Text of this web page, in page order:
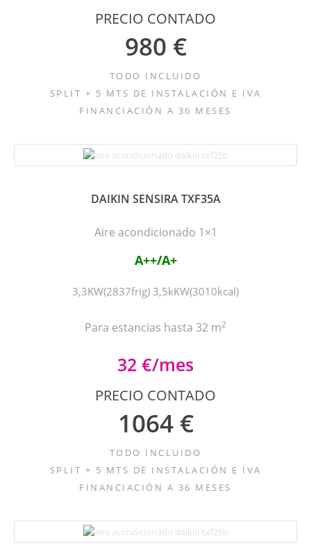
PRECIO CONTADO
980 €
TODO INCLUIDO
SPLIT + 5 MTS DE INSTALACIÓN E IVA
FINANCIACIÓN A 36 MESES
DAIKIN SENSIRA TXF35A
Aire acondicionado 1×1
A++/A+
3,3KW(2837frig) 3,5kKW(3010kcal)
Para estancias hasta 32 m2
32 €/mes
PRECIO CONTADO
1064 €
TODO INCLUIDO
SPLIT + 5 MTS DE INSTALACIÓN E IVA
FINANCIACIÓN A 36 MESES